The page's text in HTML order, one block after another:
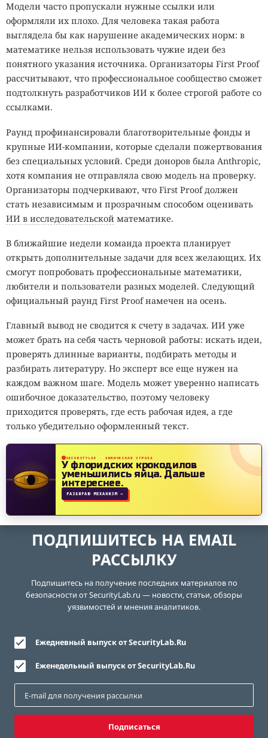
Модели часто пропускали нужные ссылки или
оформляли их плохо. Для человека такая работа
выглядела бы как нарушение академических норм: в
математике нельзя использовать чужие идеи без
понятного указания источника. Организаторы First Proof
рассчитывают, что профессиональное сообщество сможет
подтолкнуть разработчиков ИИ к более строгой работе со
ссылками.
Раунд профинансировали благотворительные фонды и
крупные ИИ-компании, которые сделали пожертвования
без специальных условий. Среди доноров была Anthropic,
хотя компания не отправляла свою модель на проверку.
Организаторы подчеркивают, что First Proof должен
стать независимым и прозрачным способом оценивать
ИИ в исследовательской математике.
В ближайшие недели команда проекта планирует
открыть дополнительные задачи для всех желающих. Их
смогут попробовать профессиональные математики,
любители и пользователи разных моделей. Следующий
официальный раунд First Proof намечен на осень.
Главный вывод не сводится к счету в задачах. ИИ уже
может брать на себя часть черновой работы: искать идеи,
проверять длинные варианты, подбирать методы и
разбирать литературу. Но эксперт все еще нужен на
каждом важном шаге. Модель может уверенно написать
ошибочное доказательство, поэтому человеку
приходится проверять, где есть рабочая идея, а где
только убедительно оформленный текст.
SECURITYLAB · ХИМИЧЕСКАЯ УГРОЗА
У флоридских крокодилов
уменьшились яйца.Дальше
интереснее.
РАЗБИРАЮ МЕХАНИЗМ →
ПОДПИШИТЕСЬ НА EMAIL
РАССЫЛКУ
Подпишитесь на получение последних материалов по
безопасности от SecurityLab.ru — новости, статьи, обзоры
уязвимостей и мнения аналитиков.
Ежедневный выпуск от SecurityLab.Ru
Еженедельный выпуск от SecurityLab.Ru
Подписаться